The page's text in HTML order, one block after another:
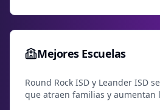
Mejores Escuelas
Round Rock ISD y Leander ISD
que atraen familias y aumentan